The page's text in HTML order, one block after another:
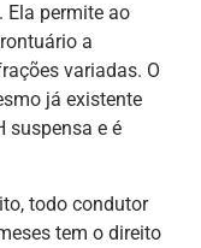
Ela permite ao
a
variadas. O
já existente
suspensa e é
todo condutor
tem o direito